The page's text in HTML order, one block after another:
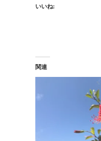
いいね:
関連